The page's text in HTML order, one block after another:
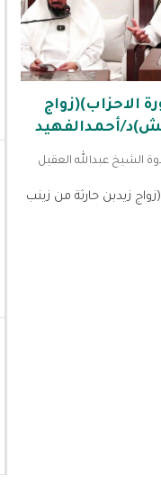
الاحزاب)(زواج
أحمدالفهيد
الشيخ عبدالله العقيل
زيدبن حارثة من زينب